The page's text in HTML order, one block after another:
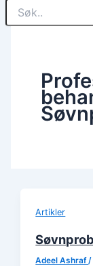
Artikler
Adeel Ashraf /